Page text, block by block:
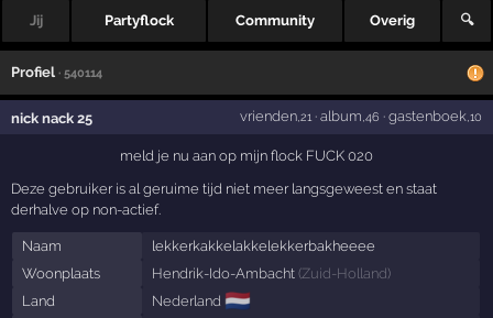
Jij Partyflock Community Overig 🔍
Profiel · 540114
nick nack 25 vrienden,21· album ,46 · gastenboek,10
meld je nu aan op mijn flock FUCK 020
Deze gebruiker is al geruime tijd niet meer langsgeweest en staat
derhalve op non-actief.
Naam
lekkerkakkelakkelekkerbakheeee
Woonplaats
Hendrik-Ido-Ambacht (Zuid-Holland)
Land
Nederland 🇳🇱